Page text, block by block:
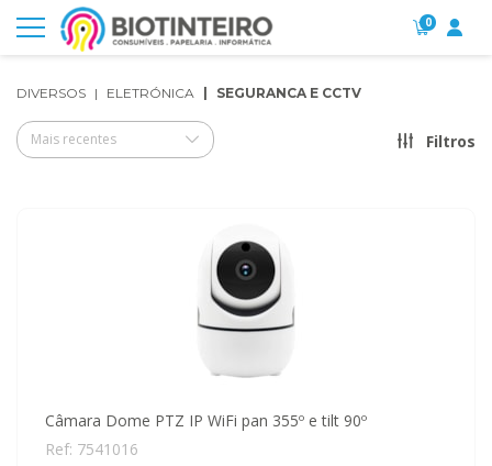
0
DIVERSOS ELETRÓNICA SEGURANCA E CCTV
Mais recentes Filtros
Câmara Dome PTZ IP WiFi pan 355º e tilt 90º
Ref: 7541016